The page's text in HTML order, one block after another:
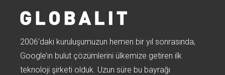
2006’daki kuruluşumuzun hemen bir yıl sonrasında,
Google’ın bulut çözümlerini ülkemize getiren ilk
teknoloji şirketi olduk. Uzun süre bu bayrağı